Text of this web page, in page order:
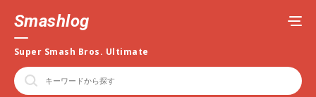
Smashlog
Super Smash Bros. Ultimate